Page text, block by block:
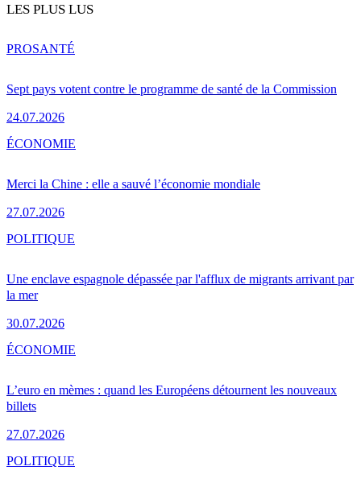
LES PLUS LUS
Sept pays votent contre le programme de santé de la Commission
24.07.2026
PROSANTÉ
Merci la Chine : elle a sauvé l’économie mondiale
27.07.2026
ÉCONOMIE
Une enclave espagnole dépassée par l'afflux de migrants arrivant par
la mer
30.07.2026
POLITIQUE
L’euro en mèmes : quand les Européens détournent les nouveaux
billets
27.07.2026
ÉCONOMIE
POLITIQUE